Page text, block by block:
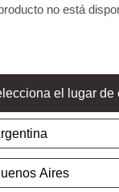
no está
el lugar de